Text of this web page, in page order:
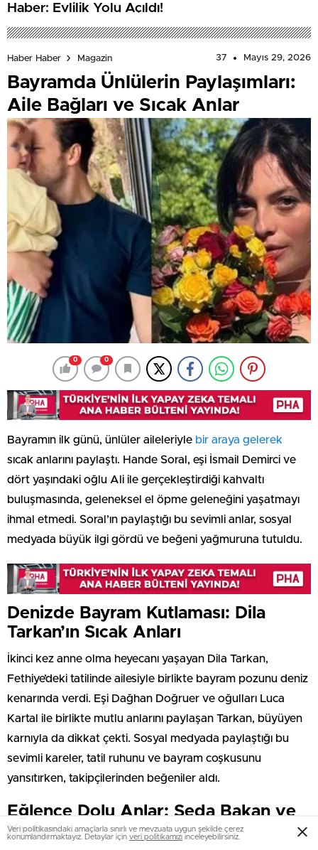
Haber: Evlilik Yolu Açıldı!
Haber Haber Magazin 37 Mayıs 29, 2026
Bayramda Ünlülerin Paylaşımları:
Aile Bağları ve Sıcak Anlar
0 0
Bayramın ilk günü, ünlüler aileleriyle bir araya gelerek
sıcak anlarını paylaştı. Hande Soral, eşi İsmail Demirci ve
dört yaşındaki oğlu Ali ile gerçekleştirdiği kahvaltı
buluşmasında, geleneksel el öpme geleneğini yaşatmayı
ihmal etmedi. Soral’ın paylaştığı bu sevimli anlar, sosyal
medyada büyük ilgi gördü ve beğeni yağmuruna tutuldu.
Denizde Bayram Kutlaması: Dila
Tarkan’ın Sıcak Anları
İkinci kez anne olma heyecanı yaşayan Dila Tarkan,
Fethiye’deki tatilinde ailesiyle birlikte bayram pozunu deniz
kenarında verdi. Eşi Dağhan Doğruer ve oğulları Luca
Kartal ile birlikte mutlu anlarını paylaşan Tarkan, büyüyen
karnıyla da dikkat çekti. Sosyal medyada paylaştığı bu
sevimli kareler, tatil ruhunu ve bayram coşkusunu
yansıtırken, takipçilerinden beğeniler aldı.
Eğlence Dolu Anlar: Seda Bakan ve
Kızları
Veri politikasındaki amaçlarla sınırlı ve mevzuata uygun şekilde çerez
konumlandırmaktayız. Detaylar için veri politikamızı inceleyebilirsiniz.